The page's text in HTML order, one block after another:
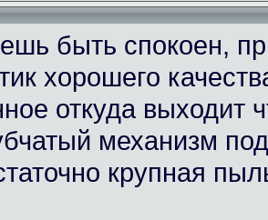
быть спокоен,
хорошего
откуда выходит
механизм
крупная